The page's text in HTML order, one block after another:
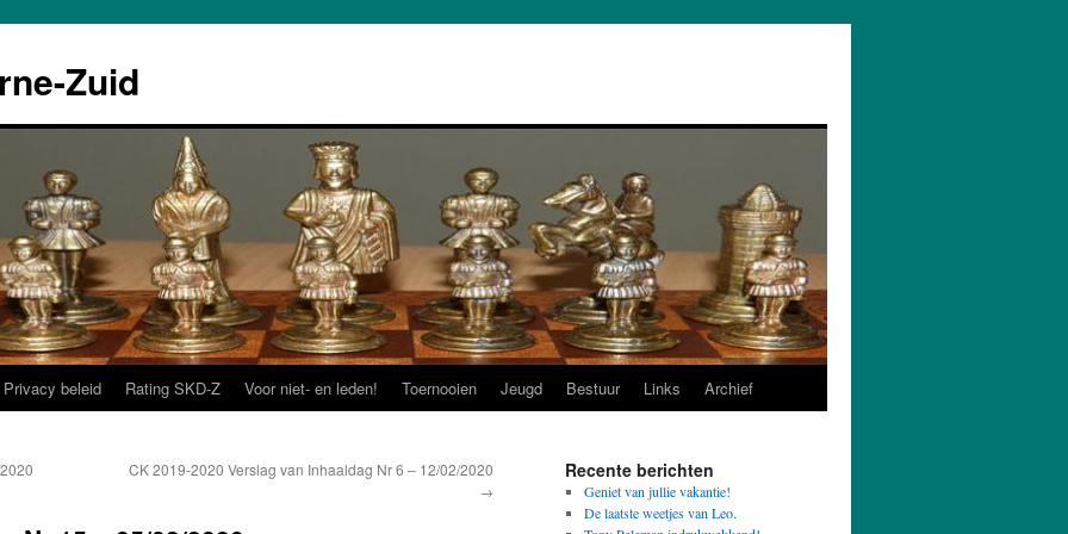
Zuid
Privacy beleid Rating SKD-Z Voor niet- en leden! Toernooien Jeugd Bestuur Links Archief
CK 2019-2020 Verslag van Inhaaldag Nr 6 – 12/02/2020
→
Recente berichten
Geniet van jullie vakantie!
De laatste weetjes van Leo.